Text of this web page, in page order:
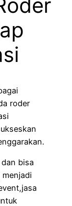
roder
bisa